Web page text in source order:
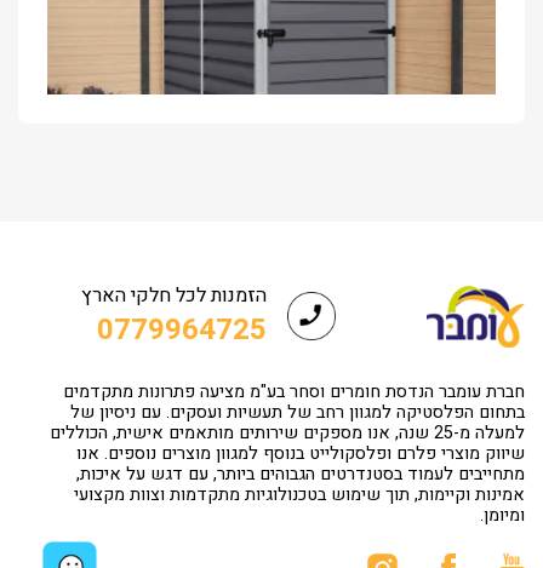
הזמנות לכל חלקי הארץ
0779964725
חברת עומבר הנדסת חומרים וסחר בע"מ מציעה פתרונות מתקדמים
בתחום הפלסטיקה למגוון רחב של תעשיות ועסקים. עם ניסיון של
למעלה מ-25 שנה, אנו מספקים שירותים מותאמים אישית, הכוללים
שיווק מוצרי פלרם ופלסקולייט בנוסף למגוון מוצרים נוספים. אנו
מתחייבים לעמוד בסטנדרטים הגבוהים ביותר, עם דגש על איכות,
אמינות וקיימות, תוך שימוש בטכנולוגיות מתקדמות וצוות מקצועי
ומיומן.